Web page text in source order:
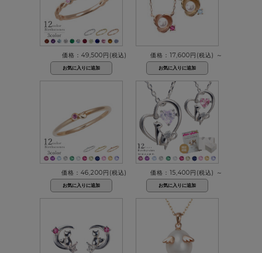
価格：49,500円(税込) 価格：17,600円(税込) ～
価格：46,200円(税込) 価格：15,400円(税込) ～